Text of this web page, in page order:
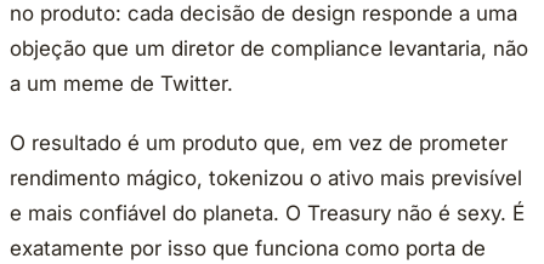
no produto: cada decisão de design responde a uma
objeção que um diretor de compliance levantaria, não
a um meme de Twitter.
O resultado é um produto que, em vez de prometer
rendimento mágico, tokenizou o ativo mais previsível
e mais confiável do planeta. O Treasury não é sexy. É
exatamente por isso que funciona como porta de